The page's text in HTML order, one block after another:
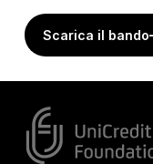
Scarica il bando